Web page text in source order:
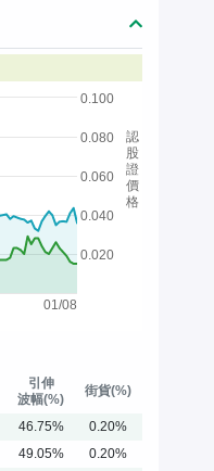
01/08
0.020
0.040
0.060
0.080
0.100
認
股
證
價
格
引伸
波幅(%)
街貨(%)
46.75%
0.20%
49.05%
0.20%